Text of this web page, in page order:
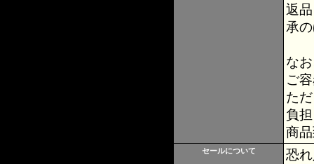
返
承
な
ご
た
負
商
セールについて
恐